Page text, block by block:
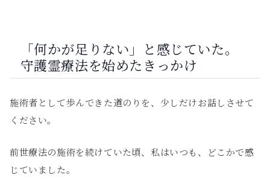
「何かが足りない」と感じていた。
守護霊療法を始めたきっかけ
施術者として歩んできた道のりを、少しだけお話しさせて
ください。
前世療法の施術を続けていた頃、私はいつも、どこかで感
じていました。